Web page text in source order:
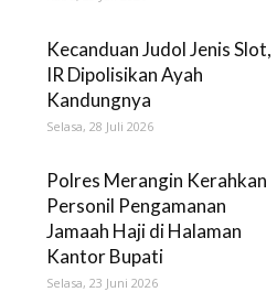
Kecanduan Judol Jenis Slot,
IR Dipolisikan Ayah
Kandungnya
Selasa, 28 Juli 2026
Polres Merangin Kerahkan
Personil Pengamanan
Jamaah Haji di Halaman
Kantor Bupati
Selasa, 23 Juni 2026